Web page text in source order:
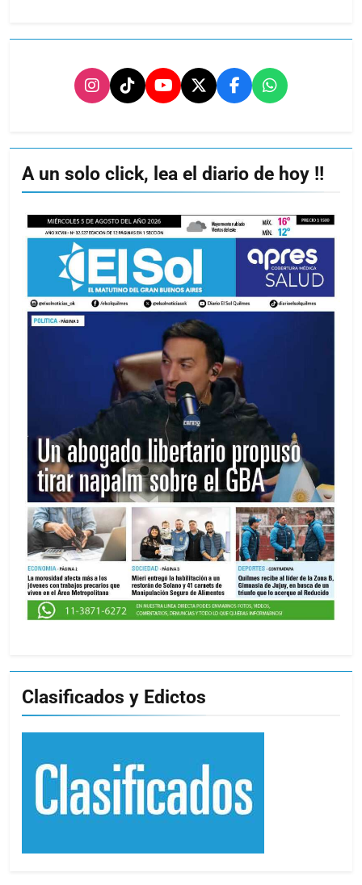
A un solo click, lea el diario de hoy !!
Clasificados y Edictos